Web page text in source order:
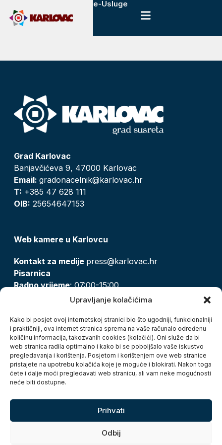
Upravljanje kolačićima
Kako bi posjet ovoj internetskoj stranici bio što ugodniji, funkcionalniji
i praktičniji, ova internet stranica sprema na vaše računalo određenu
količinu informacija, takozvanih cookies (kolačići). Oni služe da bi
web stranica radila optimalno i kako bi se poboljšalo vaše iskustvo
pregledavanja i korištenja. Posjetom i korištenjem ove web stranice
pristajete na upotrebu kolačića koje je moguće i blokirati. Nakon toga
ćete i dalje moći pregledavati web stranicu, ali vam neke mogućnosti
neće biti dostupne.
Prihvati
Odbij
e-Usluge
Grad Karlovac
Banjavčićeva 9, 47000 Karlovac
Email: gradonacelnik@karlovac.hr
T: +385 47 628 111
OIB: 25654647153
Web kamere u Karlovcu
Kontakt za medije press@karlovac.hr
Pisarnica
Radno vrijeme: 07:00-15:00
pisarnica@karlovac.hr
Zaštita osobnih podataka
Pristup informacijama
Kolačići
Izjava o pristupačnosti
Turistička zajednica grada Karlovca